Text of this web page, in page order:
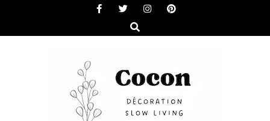
content
Search